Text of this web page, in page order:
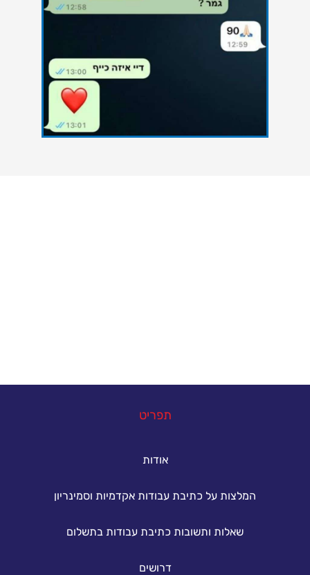
תפריט
אודות
המלצות על כתיבת עבודות אקדמיות וסמינריון
שאלות ותשובות כתיבת עבודות בתשלום
דרושים